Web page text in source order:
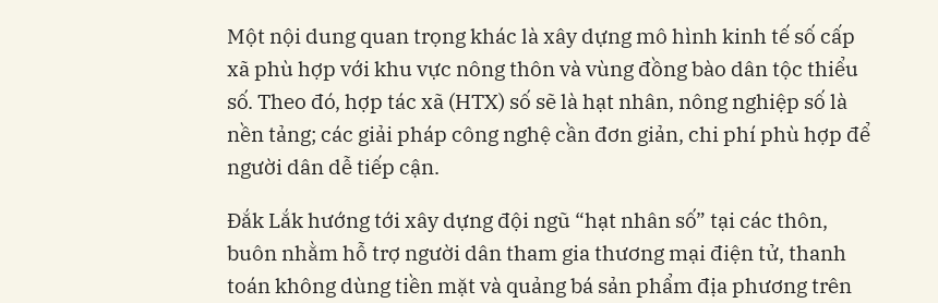
Một nội dung quan trọng khác là xây dựng mô hình kinh tế số cấp
xã phù hợp với khu vực nông thôn và vùng đồng bào dân tộc thiểu
số. Theo đó, hợp tác xã (HTX) số sẽ là hạt nhân, nông nghiệp số là
nền tảng; các giải pháp công nghệ cần đơn giản, chi phí phù hợp để
người dân dễ tiếp cận.
Đắk Lắk hướng tới xây dựng đội ngũ “hạt nhân số” tại các thôn,
buôn nhằm hỗ trợ người dân tham gia thương mại điện tử, thanh
toán không dùng tiền mặt và quảng bá sản phẩm địa phương trên